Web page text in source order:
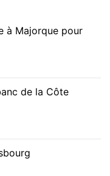
à Majorque pour
de la Côte